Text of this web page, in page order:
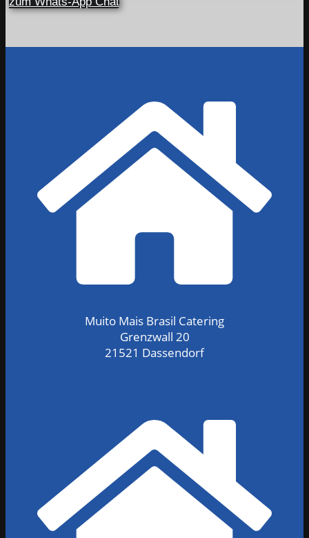
Muito Mais Brasil Catering
Grenzwall 20
21521 Dassendorf